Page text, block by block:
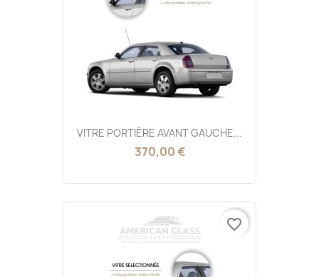
VITRE PORTIÈRE AVANT GAUCHE...
370,00 €
favorite_border